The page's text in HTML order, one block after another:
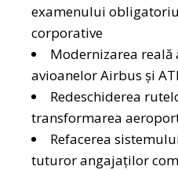
examenului
corporative
Modernizarea
avioanelor Airbus și
Redeschiderea
transformarea
Refacerea
tuturor angajaților